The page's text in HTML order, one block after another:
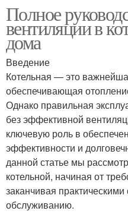
Полное
вентиляции в
дома
Введение
Котельная — это
обеспечивающая
Однако правильная
без эффективной
ключевую роль в
эффективности и
данной статье мы
котельной, начиная от
заканчивая
обслуживанию.